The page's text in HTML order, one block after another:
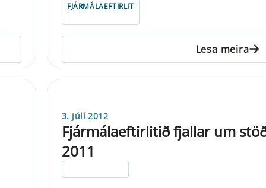
FJÁRMÁLAEFTIRLIT
Lesa meira
3. júlí 2012
Fjármálaeftirlitið fjallar um
2011